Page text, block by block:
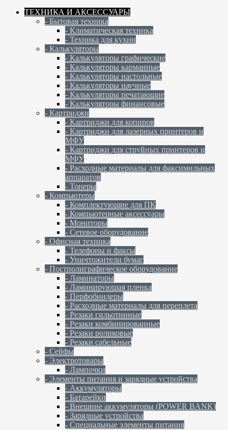
ТЕХНИКА И АКСЕССУАРЫ
- Бытовая техника
- Климатическая техника
- Техника для кухни
- Калькуляторы
- Калькуляторы графические
- Калькуляторы карманные
- Калькуляторы настольные
- Калькуляторы научные
- Калькуляторы печатающие
- Калькуляторы финансовые
- Картриджи
- Картриджи для копиров
- Картриджи для лазерных принтеров и
МФУ
- Картриджи для струйных принтеров и
МФУ
- Расходные материалы для факсимильных
аппаратов
- Тонеры
- Компьютеры
- Комплектующие для ПК
- Компьютерные аксессуары
- Мониторы
- Сетевое оборудование
- Офисная техника
- Телефоны и факсы
- Уничтожители бумаг
- Постполиграфическое оборудование
- Ламинаторы
- Ламинирующая пленка
- Перфобиндеры
- Расходные материалы для переплета
- Резаки гильотинные
- Резаки комбинированные
- Резаки роликовые
- Резаки сабельные
- Сейфы
- Электротовары
- Лампочки
- Элементы питания и зарядные устройства
- Аккумуляторы
- Батарейки
- Внешние аккумуляторы (POWER BANK)
- Зарядные устройства
- Специальные элементы питания